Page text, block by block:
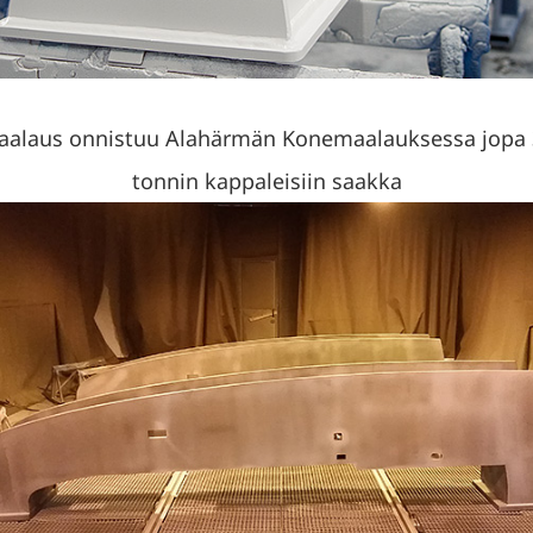
onnistuu Alahärmän Konemaalauksessa jopa
tonnin kappaleisiin saakka